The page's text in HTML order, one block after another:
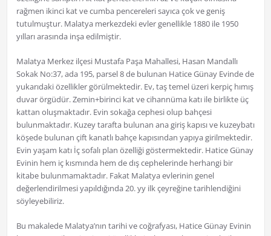
rağmen ikinci kat ve cumba pencereleri sayıca çok ve geniş
tutulmuştur. Malatya merkezdeki evler genellikle 1880 ile 1950
yılları arasında inşa edilmiştir.
Malatya Merkez ilçesi Mustafa Paşa Mahallesi, Hasan Mandallı
Sokak No:37, ada 195, parsel 8 de bulunan Hatice Günay Evinde de
yukarıdaki özellikler görülmektedir. Ev, taş temel üzeri kerpiç hımış
duvar örgüdür. Zemin+birinci kat ve cihannüma katı ile birlikte üç
kattan oluşmaktadır. Evin sokağa cephesi olup bahçesi
bulunmaktadır. Kuzey tarafta bulunan ana giriş kapısı ve kuzeybatı
köşede bulunan çift kanatlı bahçe kapısından yapıya girilmektedir.
Evin yaşam katı İç sofalı plan özelliği göstermektedir. Hatice Günay
Evinin hem iç kısmında hem de dış cephelerinde herhangi bir
kitabe bulunmamaktadır. Fakat Malatya evlerinin genel
değerlendirilmesi yapıldığında 20. yy ilk çeyreğine tarihlendiğini
söyleyebiliriz.
Bu makalede Malatya’nın tarihi ve coğrafyası, Hatice Günay Evinin